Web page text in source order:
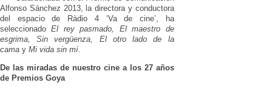
Alfonso Sánchez 2013, la directora y conductora
del espacio de Ràdio 4 ‘Va de cine’, ha
seleccionadoEl rey pasmado, El maestro de
esgrima, Sin vergüenza, El otro lado de la
cama y Mi vida sin mí.
De las miradas de nuestro cine a los 27 años
de Premios Goya